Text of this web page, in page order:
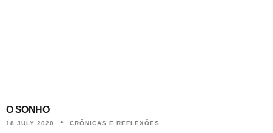
O SONHO
18 JULY 2020 CRÔNICAS E REFLEXÕES